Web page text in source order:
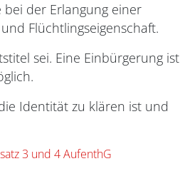
der Erlangung einer
Flüchtlingseigenschaft.
sei. Eine Einbürgerung ist
Identität zu klären ist und
3 und 4 AufenthG